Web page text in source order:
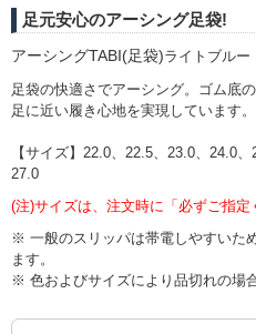
足元安心のアーシング足袋!
アーシングTABI(足袋)ライトブルー
足袋の快適さでアーシング。ゴム底
足に近い履き心地を実現しています。
【サイズ】22.0、22.5、23.0、24.0
27.0
(注)サイズは、注文時に「必ずご指定
※ 一般のスリッパは帯電しやすいた
ます。
※ 色およびサイズにより品切れの場